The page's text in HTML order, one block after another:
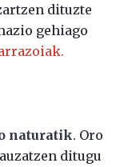
dituzte
gehiago
naturatik. Oro
ditugu